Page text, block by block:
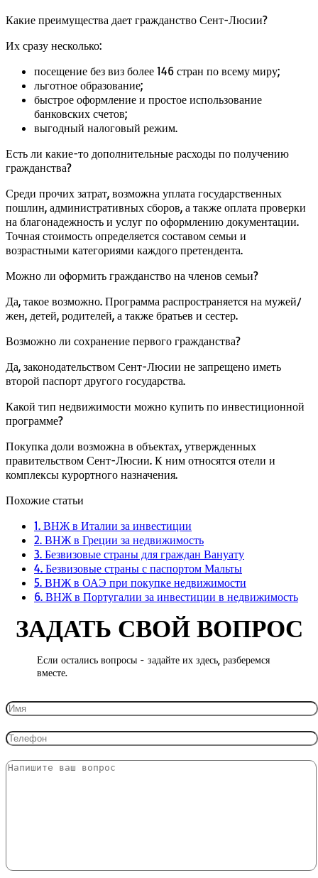
Какие преимущества дает гражданство Сент-Люсии?
Их сразу несколько:
посещение без виз более 146 стран по всему миру;
льготное образование;
быстрое оформление и простое использование
банковских счетов;
выгодный налоговый режим.
Есть ли какие-то дополнительные расходы по получению
гражданства?
Среди прочих затрат, возможна уплата государственных
пошлин, административных сборов, а также оплата проверки
на благонадежность и услуг по оформлению документации.
Точная стоимость определяется составом семьи и
возрастными категориями каждого претендента.
Можно ли оформить гражданство на членов семьи?
Да, такое возможно. Программа распространяется на мужей/
жен, детей, родителей, а также братьев и сестер.
Возможно ли сохранение первого гражданства?
Да, законодательством Сент-Люсии не запрещено иметь
второй паспорт другого государства.
Какой тип недвижимости можно купить по инвестиционной
программе?
Покупка доли возможна в объектах, утвержденных
правительством Сент-Люсии. К ним относятся отели и
комплексы курортного назначения.
Похожие статьи
1. ВНЖ в Италии за инвестиции
2. ВНЖ в Греции за недвижимость
3. Безвизовые страны для граждан Вануату
4. Безвизовые страны с паспортом Мальты
5. ВНЖ в ОАЭ при покупке недвижимости
6. ВНЖ в Португалии за инвестиции в недвижимость
ЗАДАТЬ СВОЙ ВОПРОС
Если остались вопросы - задайте их здесь, разберемся
вместе.